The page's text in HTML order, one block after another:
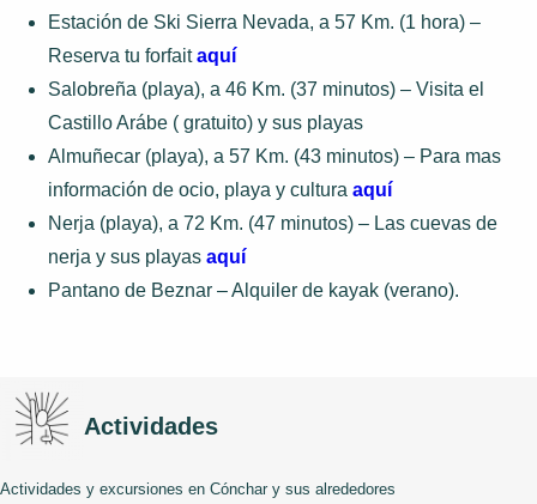
Estación de Ski Sierra Nevada, a 57 Km. (1 hora) –
Reserva tu forfaitaquí
Salobreña (playa), a 46 Km. (37 minutos) – Visita el
Castillo Arábe ( gratuito) y sus playas
Almuñecar (playa), a 57 Km. (43 minutos) – Para mas
información de ocio, playa y cultura aquí
Nerja (playa), a 72 Km. (47 minutos) – Las cuevas de
nerja y sus playas aquí
Pantano de Beznar – Alquiler de kayak (verano).
Actividades
Actividades y excursiones en Cónchar y sus alrededores